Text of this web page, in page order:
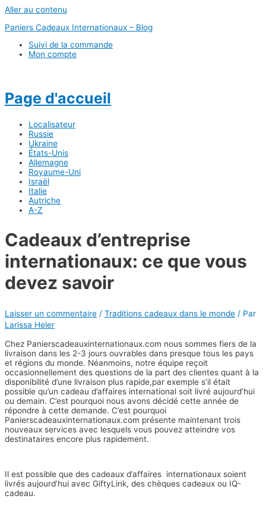
Aller au contenu
Paniers Cadeaux Internationaux – Blog
Suivi de la commande
Mon compte
Page d'accueil
Localisateur
Russie
Ukraine
États-Unis
Allemagne
Royaume-Uni
Israël
Italie
Autriche
A-Z
Cadeaux d’entreprise
internationaux: ce que vous
devez savoir
Laisser un commentaire / Traditions cadeaux dans le monde / Par
Larissa Heler
Chez Panierscadeauxinternationaux.com nous sommes fiers de la
livraison dans les 2-3 jours ouvrables dans presque tous les pays
et régions du monde. Néanmoins, notre équipe reçoit
occasionnellement des questions de la part des clientes quant à la
disponibilité d’une livraison plus rapide,par exemple s’il était
possible qu’un cadeau d’affaires international soit livré aujourd’hui
ou demain. C’est pourquoi nous avons décidé cette année de
répondre à cette demande. C’est pourquoi
Panierscadeauxinternationaux.com présente maintenant trois
nouveaux services avec lesquels vous pouvez atteindre vos
destinataires encore plus rapidement.
Il est possible que des cadeaux d’affaires internationaux soient
livrés aujourd’hui avec GiftyLink, des chèques cadeaux ou IQ-
cadeau.